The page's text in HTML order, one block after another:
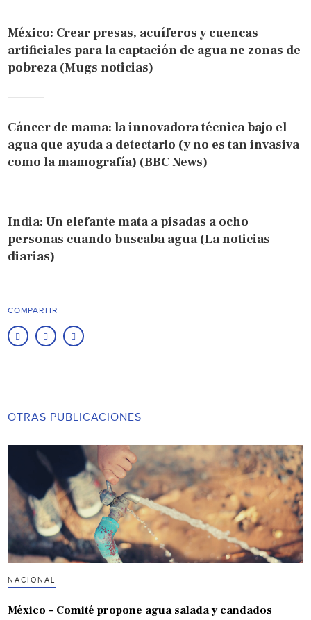
México: Crear presas, acuíferos y cuencas
artificiales para la captación de agua ne zonas de
pobreza (Mugs noticias)
Cáncer de mama: la innovadora técnica bajo el
agua que ayuda a detectarlo (y no es tan invasiva
como la mamografía) (BBC News)
India: Un elefante mata a pisadas a ocho
personas cuando buscaba agua (La noticias
diarias)
COMPARTIR
OTRAS PUBLICACIONES
NACIONAL
México – Comité propone agua salada y candados